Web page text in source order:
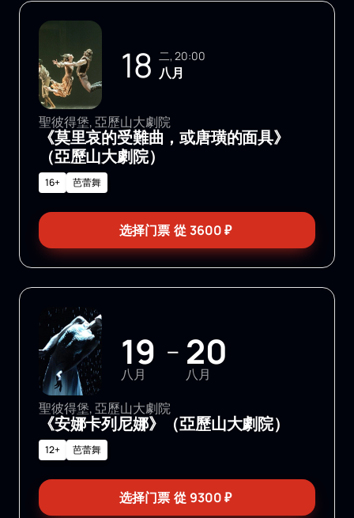
18 二, 20:00
八月
聖彼得堡, 亞歷山大劇院
《莫里哀的受難曲，或唐璜的面具》
（亞歷山大劇院）
16+ 芭蕾舞
选择门票 從3600₽
19
八月
— 20
八月
聖彼得堡, 亞歷山大劇院
《安娜卡列尼娜》（亞歷山大劇院）
12+ 芭蕾舞
选择门票 從 9300₽